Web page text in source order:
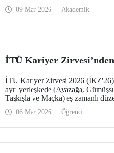
09 Mar 2026 Akademik
İTÜ Kariyer
İTÜ Kariyer Zirvesi 2026
ayrı yerleşkede (Ayazağa,
Taşkışla ve Maçka) eş zamanlı
06 Mar 2026 Öğrenci